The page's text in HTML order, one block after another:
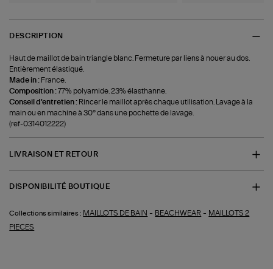
DESCRIPTION
Haut de maillot de bain triangle blanc. Fermeture par liens à nouer au dos.
Entièrement élastiqué.
Made in : France.
Composition : 77% polyamide. 23% élasthanne.
Conseil d'entretien : Rincer le maillot après chaque utilisation. Lavage à la
main ou en machine à 30° dans une pochette de lavage.
(ref-0314012222)
LIVRAISON ET RETOUR
DISPONIBILITÉ BOUTIQUE
Collections similaires : MAILLOTS DE BAIN - BEACHWEAR - MAILLOTS 2
PIECES